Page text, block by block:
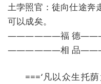
土孛照官：徒向仕途奔
可以成矣。
——————福 德
——————相 品
===‘凡以众生托